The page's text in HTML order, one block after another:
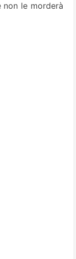
le morderà